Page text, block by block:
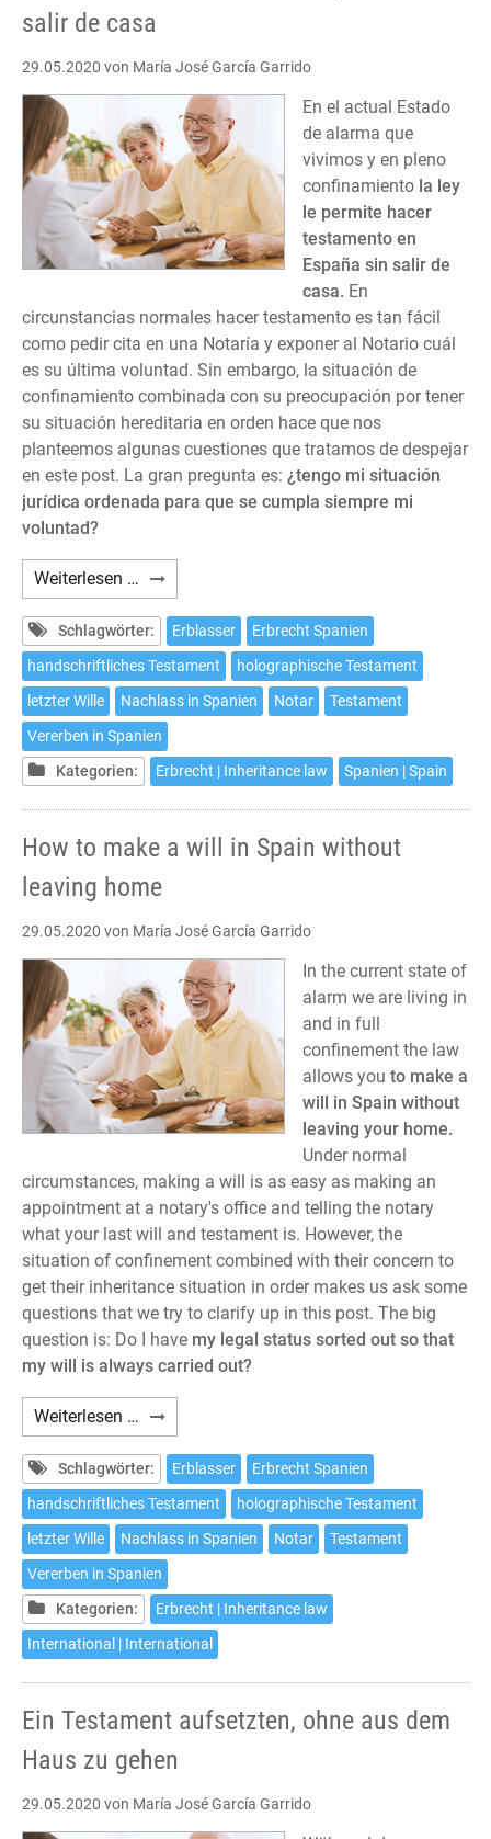
salir de casa
29.05.2020 von María José García Garrido
En el actual Estado
de alarma que
vivimos y en pleno
confinamiento la ley
le permite hacer
testamento en
España sin salir de
casa. En
circunstancias normales hacer testamento es tan fácil
como pedir cita en una Notaría y exponer al Notario cuál
es su última voluntad. Sin embargo, la situación de
confinamiento combinada con su preocupación por tener
su situación hereditaria en orden hace que nos
planteemos algunas cuestiones que tratamos de despejar
en este post. La gran pregunta es: ¿tengo mi situación
jurídica ordenada para que se cumpla siempre mi
voluntad?
Weiterlesen … Cómo
hacer
testamento
en
España
sin
salir
de
casa
Schlagwörter: Erblasser
Erbrecht Spanien
handschriftliches Testament
holographische Testament
letzter Wille
Nachlass in Spanien Notar
Testament
Vererben in Spanien
Kategorien:
Erbrecht | Inheritance law Spanien | Spain
How to make a will in Spain without
leaving home
29.05.2020 von María José García Garrido
In the current state of
alarm we are living in
and in full
confinement the law
allows you to make a
will in Spain without
leaving your home.
Under normal
circumstances, making a will is as easy as making an
appointment at a notary's office and telling the notary
what your last will and testament is. However, the
situation of confinement combined with their concern to
get their inheritance situation in order makes us ask some
questions that we try to clarify up in this post. The big
question is: Do I have my legal status sorted out so that
my will is always carried out?
Weiterlesen … How
to
make
a
will
in
Spain
without
leaving
home
Schlagwörter: Erblasser
Erbrecht Spanien
handschriftliches Testament
holographische Testament
letzter Wille
Nachlass in Spanien Notar
Testament
Vererben in Spanien
Kategorien:
Erbrecht | Inheritance law
International | International
Ein Testament aufsetzten, ohne aus dem
Haus zu gehen
29.05.2020 von María José García Garrido